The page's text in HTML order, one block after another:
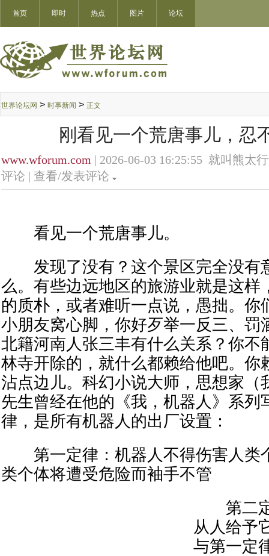
首页 即时 热点 图片 论坛
世界论坛网 > 时事新闻 > 正文
刚看见一个荒唐事儿，忍
www.wforum.com | 2026-06-03 16:25:55 就叫熊太
评论 | 查看/发表评论
看见一个荒唐事儿。
发现了没有？这个景区完全没有
么。有些边远地区的旅游业就是这样
的质朴，或者难听一点说，愚拙。你
小朋友窝心脚，你好歹举一反三、罚
北籍河南人张三丰有什么关系？你不
林寺开除的，就什么都赖给他吧。你
沾点边儿。科幻小说大师，思想家（
先生曾经在他的《我，机器人》系列
律，是所有机器人的出厂设置：
第一定律：机器人不得伤害人类
类个体将遭受危险而袖手不管
第二定
从人给予
与第一定